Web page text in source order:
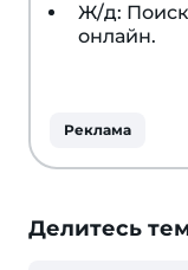
Ж/д:
онлайн.
Реклама
Делитесь